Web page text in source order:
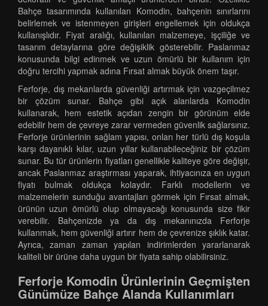
Bahçe tasarımında kullanılan Komodin, bahçenin sınırlarını
belirlemek ve istenmeyen girişleri engellemek için oldukça
kullanışlıdır. Fiyat aralığı, kullanılan malzemeye, işçiliğe ve
tasarım detaylarına göre değişiklik gösterebilir. Paslanmaz
konusunda bilgi edinmek ve uzun ömürlü bir kullanım için
doğru tercihi yapmak adına Fırsat almak büyük önem taşır.
Ferforje, dış mekanlarda güvenliği artırmak için vazgeçilmez
bir çözüm sunar. Bahçe gibi açık alanlarda Komodin
kullanarak, hem estetik açıdan zengin bir görünüm elde
edebilir hem de çevreye zarar vermeden güvenlik sağlarsınız.
Ferforje ürünlerinin sağlam yapısı, onları her türlü dış koşula
karşı dayanıklı kılar, uzun yıllar kullanabileceğiniz bir çözüm
sunar. Bu tür ürünlerin fiyatları genellikle kaliteye göre değişir,
ancak Paslanmaz araştırması yaparak, ihtiyacınıza en uygun
fiyatı bulmak oldukça kolaydır. Farklı modellerin ve
malzemelerin sunduğu avantajları görmek için Fırsat almak,
ürünün uzun ömürlü olup olmayacağı konusunda size fikir
verebilir. Bahçenizde ya da dış mekanınızda Ferforje
kullanmak, hem güvenliği artırır hem de çevrenize şıklık katar.
Ayrıca, zaman zaman yapılan indirimlerden yararlanarak
kaliteli bir ürüne daha uygun bir fiyata sahip olabilirsiniz.
Ferforje Komodin Ürünlerinin Geçmişten
Günümüze Bahçe Alanda Kullanımları